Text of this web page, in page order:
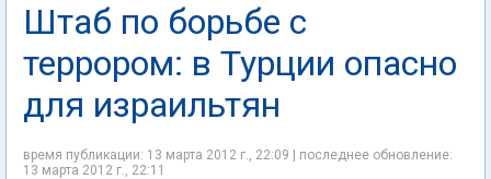
Штаб по борьбе с
террором: в Турции опасно
для израильтян
время публикации: 13 марта 2012 г., 22:09 | последнее обновление:
13 марта 2012 г., 22:11